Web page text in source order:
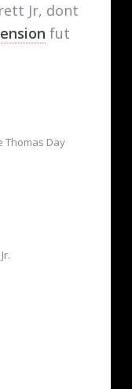
Jr, dont
fut
Thomas Day